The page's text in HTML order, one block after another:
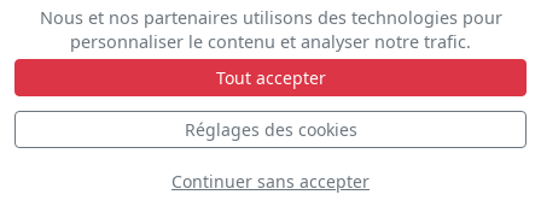
Nous et nos partenaires utilisons des technologies pour
personnaliser le contenu et analyser notre trafic.
Tout accepter
Réglages des cookies
Continuer sans accepter
Cirrus SR20